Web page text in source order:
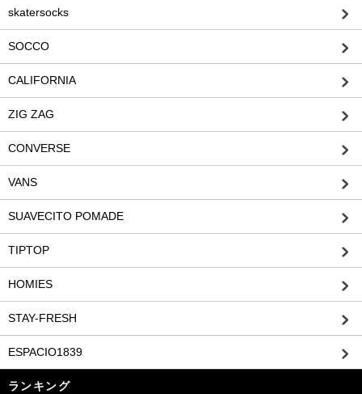
skatersocks
SOCCO
CALIFORNIA
ZIG ZAG
CONVERSE
VANS
SUAVECITO POMADE
TIPTOP
HOMIES
STAY-FRESH
ESPACIO1839
ランキング